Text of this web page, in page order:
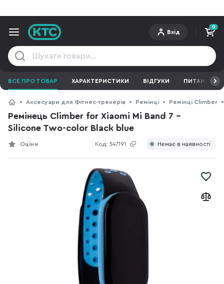
Вхід
0
ВСЕ ПРО ТОВАР ХАРАКТЕРИСТИКИ ВІДГУКИ ПИТАННЯ ТА
Аксесуари для Фітнес-трекерів Ремінці Ремінці Climber
Ремінець Climber for Xiaomi Mi Band 7 -
Silicone Two-color Black blue
Код: 347191
Оціни Немає в наявності